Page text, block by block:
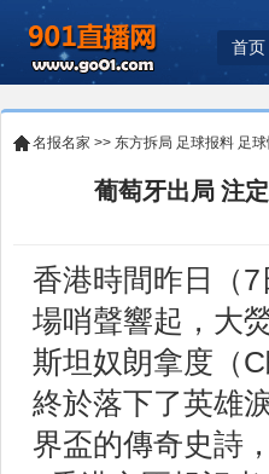
首页
名报名家 >> 东方拆局 足球报料 足
葡萄牙出局 注
香港時間昨日（
場哨聲響起，大
斯坦奴朗拿度（
終於落下了英雄
界盃的傳奇史詩